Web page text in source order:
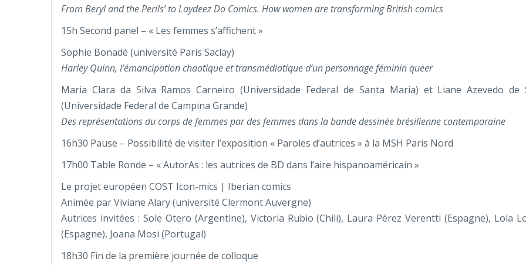
From Beryl and the Perils’ to Laydeez Do Comics. How women are transforming British comics
15h Second panel – « Les femmes s’affichent »
Sophie Bonadè (université Paris Saclay)
Harley Quinn, l’émancipation chaotique et transmédiatique d’un personnage féminin queer
Maria Clara da Silva Ramos Carneiro (Universidade Federal de Santa Maria) et Liane Azevedo de
(Universidade Federal de Campina Grande)
Des représentations du corps de femmes par des femmes dans la bande dessinée brésilienne contemporaine
16h30 Pause – Possibilité de visiter l’exposition « Paroles d’autrices » à la MSH Paris Nord
17h00 Table Ronde – « AutorAs : les autrices de BD dans l’aire hispanoaméricain »
Le projet européen COST Icon-mics | Iberian comics
Animée par Viviane Alary (université Clermont Auvergne)
Autrices invitées : Sole Otero (Argentine), Victoria Rubio (Chili), Laura Pérez Verentti (Espagne), Lola
(Espagne), Joana Mosi (Portugal)
18h30 Fin de la première journée de colloque